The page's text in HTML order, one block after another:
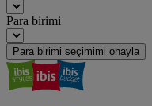
Para birimi
Para birimi seçimimi onayla